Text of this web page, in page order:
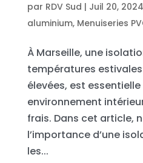
par RDV Sud | Juil 20, 2024
aluminium, Menuiseries
À Marseille, une
températures
élevées, est
environnement
frais. Dans cet article,
l’importance d’une
les...